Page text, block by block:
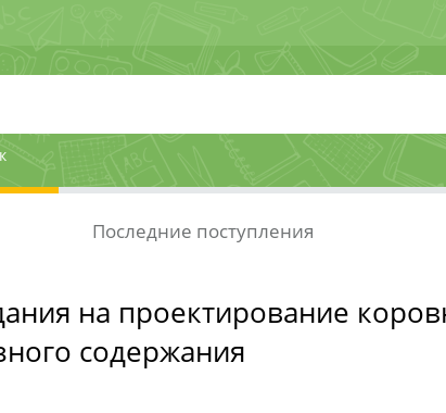
Последние поступления
на проектирование
содержания